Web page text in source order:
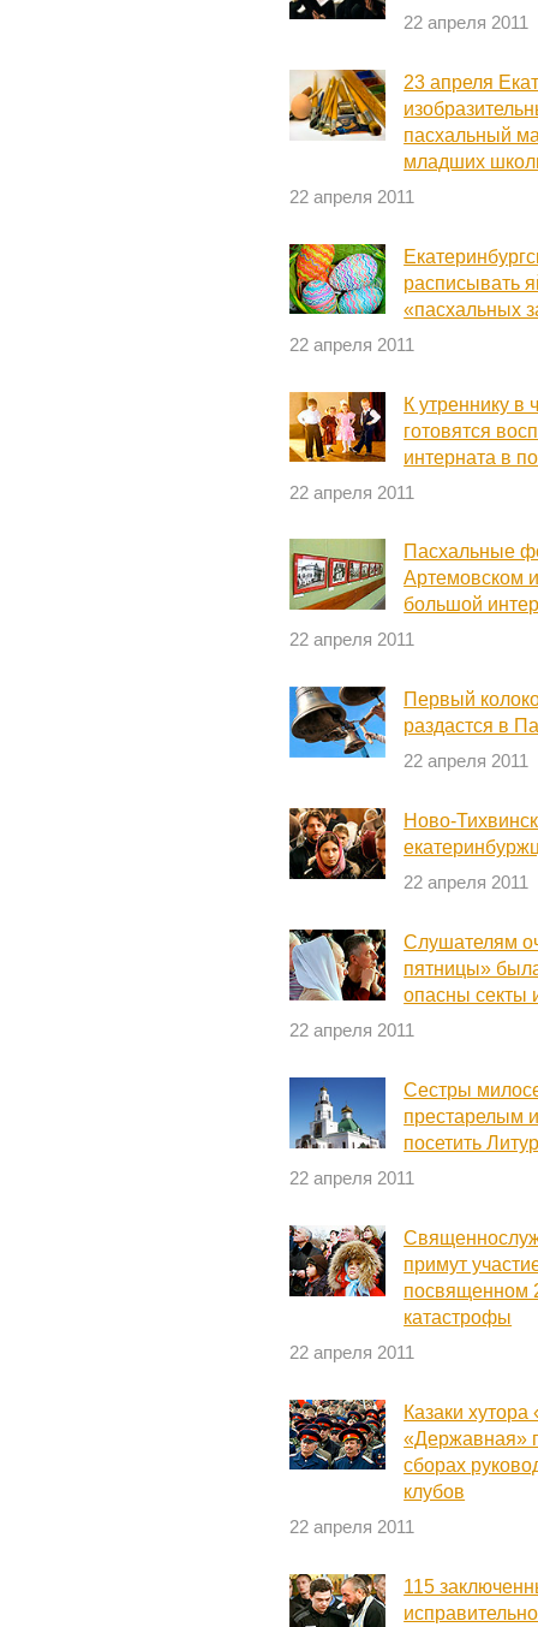
22 апреля 2011
23 апреля
пасхальный
младших
22 апреля 2011
расписывать
«пасхальных
22 апреля 2011
К утреннику в
готовятся
интерната в
22 апреля 2011
Пасхальные
Артемовском
большой
22 апреля 2011
Первый
раздастся в
22 апреля 2011
Ново-
22 апреля 2011
Слушателям
пятницы»
опасны секты
22 апреля 2011
Сестры
престарелым
посетить
22 апреля 2011
примут
посвященном
катастрофы
22 апреля 2011
Казаки
«Державная»
сборах
клубов
22 апреля 2011
115